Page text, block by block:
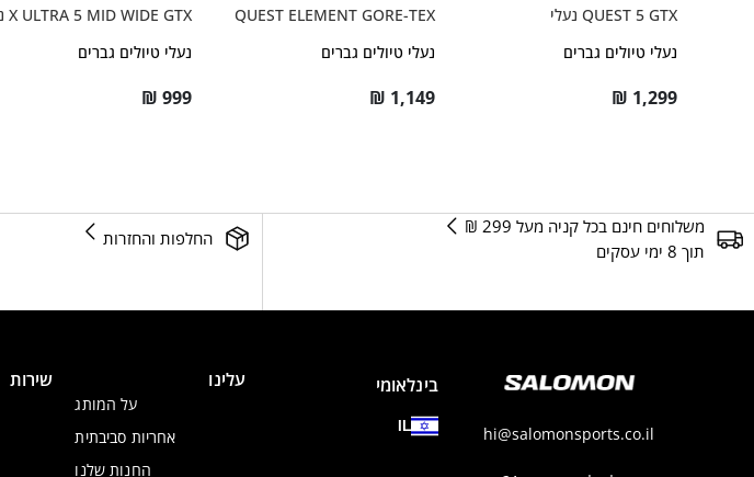
QUEST 5 GTX נעלי
נעלי טיולים גברים
₪ 1,299
QUEST ELEMENT GORE-TEX
נעלי טיולים גברים
₪ 1,149
X ULTRA 5 MID WIDE GTX נעלי
נעלי טיולים גברים
₪ 999
משלוחים חינם בכל קניה מעל 299 ₪
תוך 8 ימי עסקים
החלפות והחזרות
hi@salomonsports.co.il
בינלאומי
IL
עלינו
על המותג
אחריות סביבתית
החנות שלנו
שירות